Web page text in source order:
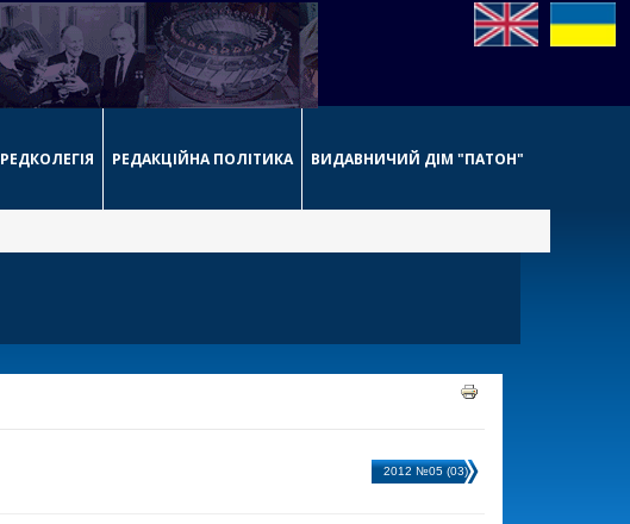
РЕДКОЛЕГІЯ РЕДАКЦІЙНА ПОЛІТИКА ВИДАВНИЧИЙ ДІМ "ПАТОН"
2012 №05 (03)